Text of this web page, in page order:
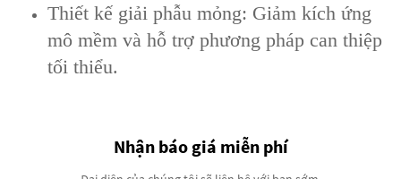
Thiết kế giải phẫu mỏng: Giảm kích ứng
mô mềm và hỗ trợ phương pháp can thiệp
tối thiểu.
Nhận báo giá miễn phí